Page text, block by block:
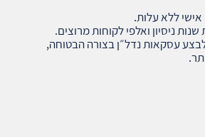
ללא עלות.
ניסיון ואלפי לקוחות מרוצים.
לבצע עסקאות נדל״ן בצורה הבטוחה,